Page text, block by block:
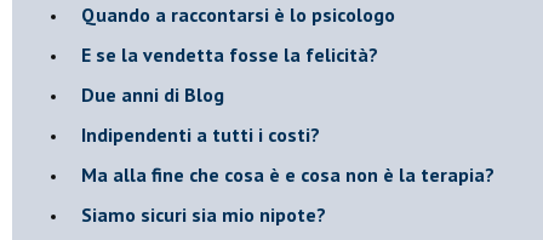
​Quando a raccontarsi è lo psicologo
​E se la vendetta fosse la felicità?
​Due anni di Blog
​Indipendenti a tutti i costi?
​Ma alla fine che cosa è e cosa non è la terapia?
​Siamo sicuri sia mio nipote?